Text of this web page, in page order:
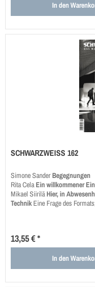
In den
SCHWARZWEISS 162
Simone Sander Begegnungen
Rita Cela Ein willkommener
Mikael Siirilä Hier, in
Technik Eine Frage des
13,55 € *
In den